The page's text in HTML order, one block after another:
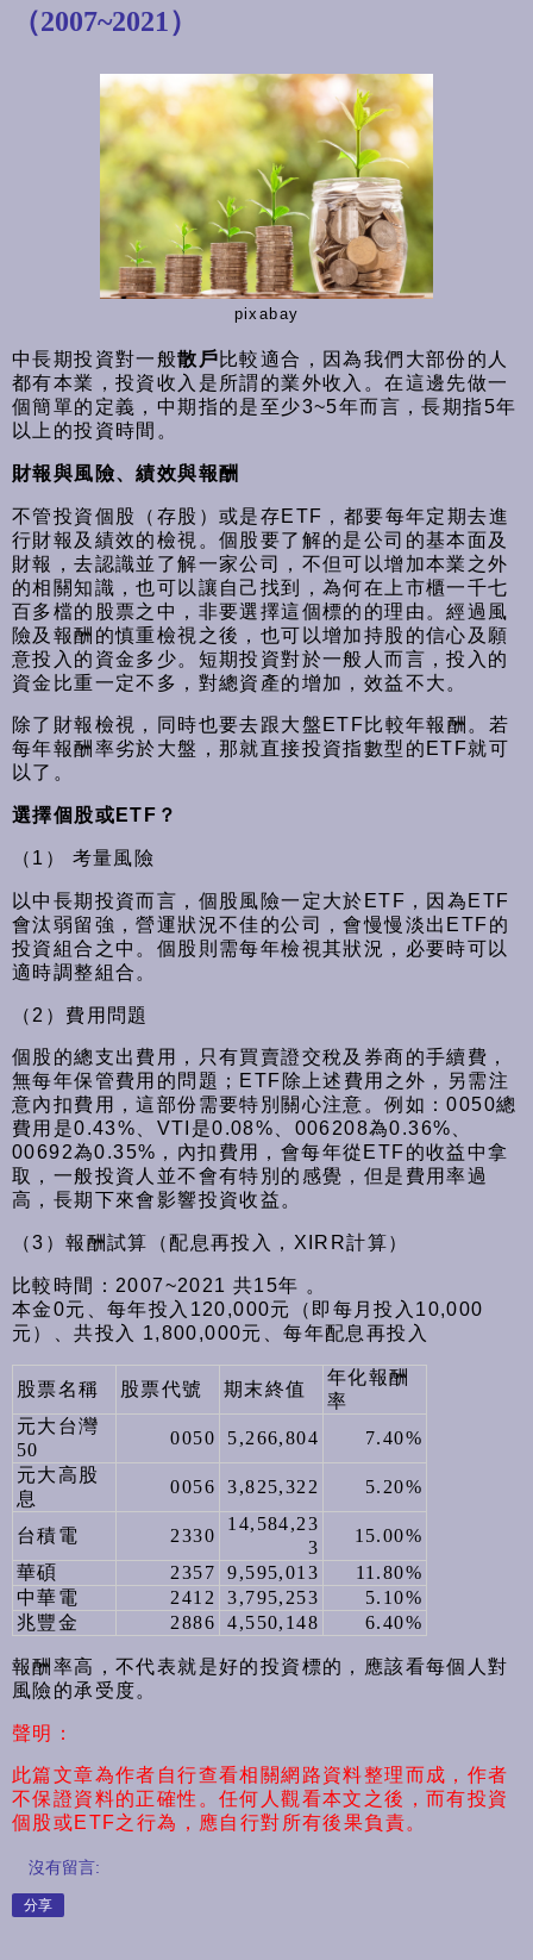
（2007~2021）
pixabay
中長期投資對一般散戶比較適合，因為我們大部份的人
都有本業，投資收入是所謂的業外收入。在這邊先做一
個簡單的定義，中期指的是至少3~5年而言，長期指5年
以上的投資時間。
財報與風險、績效與報酬
不管投資個股（存股）或是存ETF，都要每年定期去進
行財報及績效的檢視。個股要了解的是公司的基本面及
財報，去認識並了解一家公司，不但可以增加本業之外
的相關知識，也可以讓自己找到，為何在上市櫃一千七
百多檔的股票之中，非要選擇這個標的的理由。經過風
險及報酬的慎重檢視之後，也可以增加持股的信心及願
意投入的資金多少。短期投資對於一般人而言，投入的
資金比重一定不多，對總資產的增加，效益不大。
除了財報檢視，同時也要去跟大盤ETF比較年報酬。若
每年報酬率劣於大盤，那就直接投資指數型的ETF就可
以了。
選擇個股或ETF？
（1） 考量風險
以中長期投資而言，個股風險一定大於ETF，因為ETF
會汰弱留強，營運狀況不佳的公司，會慢慢淡出ETF的
投資組合之中。個股則需每年檢視其狀況，必要時可以
適時調整組合。
（2）費用問題
個股的總支出費用，只有買賣證交稅及券商的手續費，
無每年保管費用的問題；ETF除上述費用之外，另需注
意內扣費用，這部份需要特別關心注意。例如：0050總
費用是0.43%、VTI是0.08%、006208為0.36%、
00692為0.35%，內扣費用，會每年從ETF的收益中拿
取，一般投資人並不會有特別的感覺，但是費用率過
高，長期下來會影響投資收益。
（3）報酬試算（配息再投入，XIRR計算）
比較時間：2007~2021 共15年 。
本金0元、每年投入120,000元（即每月投入10,000
元）、共投入 1,800,000元、每年配息再投入
股票名稱 股票代號 期末終值
年化報酬
率
元大台灣
50
0050 5,266,804
7.40%
元大高股
息
0056 3,825,322 5.20%
台積電 2330
14,584,23
3
15.00%
華碩
2357 9,595,013
11.80%
中華電
2412 3,795,253
5.10%
兆豐金
2886 4,550,148 6.40%
報酬率高，不代表就是好的投資標的，應該看每個人對
風險的承受度。
聲明：
此篇文章為作者自行查看相關網路資料整理而成，作者
不保證資料的正確性。任何人觀看本文之後，而有投資
個股或ETF之行為，應自行對所有後果負責。
沒有留言:
分享